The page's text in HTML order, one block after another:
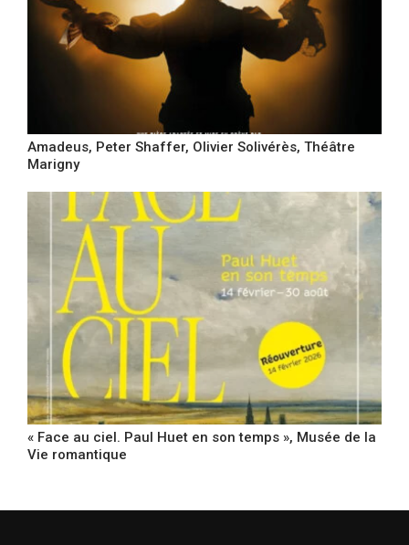
Amadeus, Peter Shaffer, Olivier Solivérès, Théâtre
Marigny
« Face au ciel. Paul Huet en son temps », Musée de la
Vie romantique